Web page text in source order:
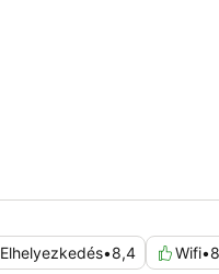
Elhelyezkedés•8,4 Wifi•